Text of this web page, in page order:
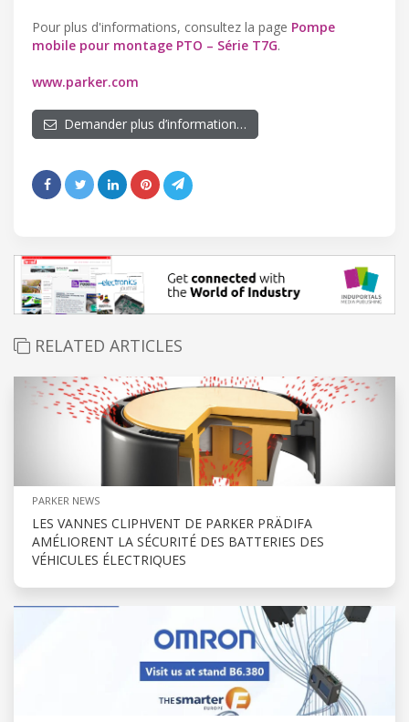
Pour plus d'informations, consultez la page Pompe
mobile pour montage PTO – Série T7G.
www.parker.com
Demander plus d’information…
RELATED ARTICLES
PARKER NEWS
LES VANNES CLIPHVENT DE PARKER PRÄDIFA
AMÉLIORENT LA SÉCURITÉ DES BATTERIES DES
VÉHICULES ÉLECTRIQUES